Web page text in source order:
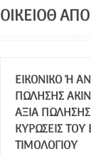
ΟΙΚΕΙΟΘ
ΕΙΚΟΝΙΚΌ Ή
ΏΛΗΣΗΣ
ΞΊΑ ΠΏΛΗΣΗΣ
ΥΡΏΣΕΙΣ ΤΟΥ
ΙΜΟΛΟΓΊΟΥ